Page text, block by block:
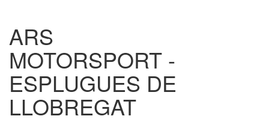
ARS
MOTORSPORT -
ESPLUGUES DE
LLOBREGAT